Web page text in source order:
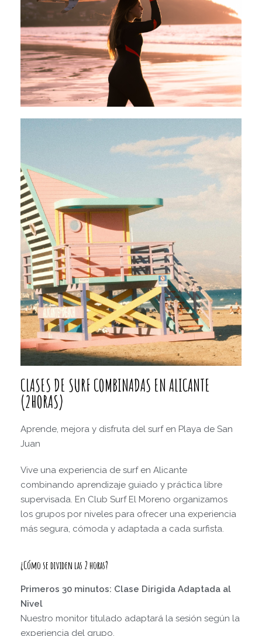
CLASES DE SURF COMBINADAS EN ALICANTE
(2HORAS)
Aprende, mejora y disfruta del surf en Playa de San
Juan
Vive una experiencia de surf en Alicante
combinando aprendizaje guiado y práctica libre
supervisada. En Club Surf El Moreno organizamos
los grupos por niveles para ofrecer una experiencia
más segura, cómoda y adaptada a cada surfista.
¿Cómo se dividen las 2 horas?
Primeros 30 minutos: Clase Dirigida Adaptada al
Nivel
Nuestro monitor titulado adaptará la sesión según la
experiencia del grupo.